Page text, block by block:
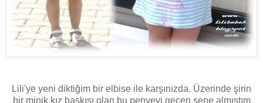
Lili'ye yeni diktiğim bir elbise ile karşınızda. Üzerinde şirin
bir minik kız baskısı olan bu penyeyi geçen sene almıştım